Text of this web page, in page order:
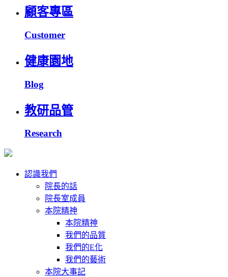
顧客專區
Customer
健康園地
Blog
教研品管
Research
認識我們
院長的話
院長室成員
本院精神
本院精神
我們的品質
我們的E化
我們的藝術
本院大事記